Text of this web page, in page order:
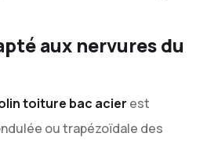
aux nervures du
toiture bac acier est
ou trapézoïdale des